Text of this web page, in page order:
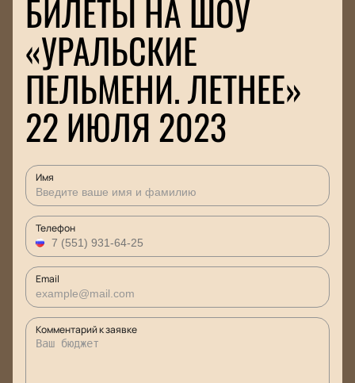
БИЛЕТЫ НА ШОУ
«УРАЛЬСКИЕ
ПЕЛЬМЕНИ. ЛЕТНЕЕ»
22 ИЮЛЯ 2023
Имя
Телефон
Email
Комментарий к заявке